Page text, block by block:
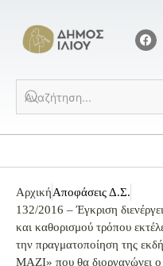
ΑρχικήΑποφάσεις Δ.Σ.
132/2016 – Έγκριση
και καθορισμού τρόπου
την πραγματοποίηση της
ΜΑΖΙ» που θα διοργανώνει ο